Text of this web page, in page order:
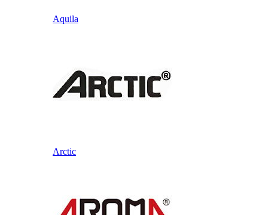
Aquila
Arctic